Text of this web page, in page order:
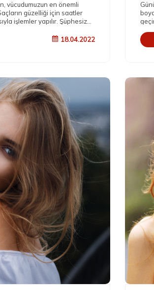
vücudumuzun en önemli
güzelliği için saatler
işlemler yapılır. Şüphesiz
payı saç boyalarının
farklı bir sürü marka saç
18.04.2022